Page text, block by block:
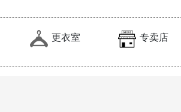
更衣室 专卖店